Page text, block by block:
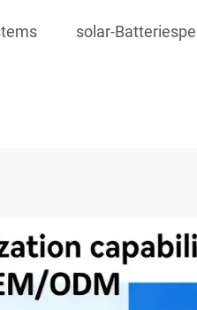
solar-